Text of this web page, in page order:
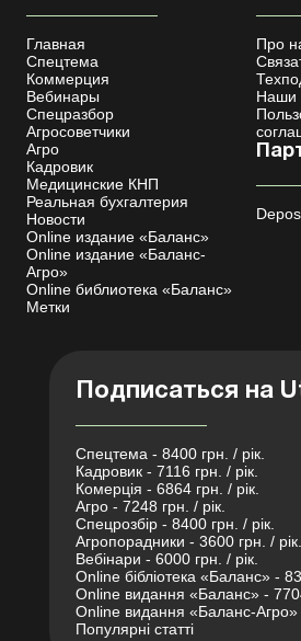
Главная
Спецтема
Коммерция
Вебинары
Спецразбор
Агросоветчики
Агро
Кадровик
Медицинские КНП
Реальная бухгалтерия
Новости
Online издание «Баланс»
Online издание «Баланс-
Агро»
Online библиотека «Баланс»
Метки
Про
Наши
Подписаться на
Спецтема - 8400 грн. / рік.
Кадровик - 7116 грн. / рік.
Комерція - 6864 грн. / рік.
Агро - 7248 грн. / рік.
Спецрозбір - 8400 грн. / рік.
Агропорадники - 3600 грн. / рік.
Вебінари - 6000 грн. / рік.
Online бібліотека «Баланс» -
Online видання «Баланс» -
Online видання «Баланс-Агро»
Популярні статті